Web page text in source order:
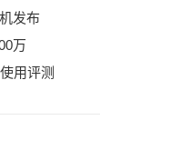
发布
万
用评测